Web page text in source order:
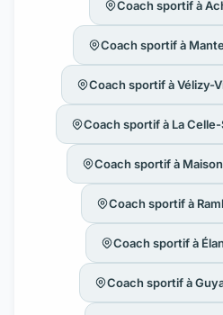
Coach sportif à
Coach sportif à
Coach sportif à Vélizy-
Coach sportif à La
Coach sportif à
Coach sportif à
Coach sportif à
Coach sportif à